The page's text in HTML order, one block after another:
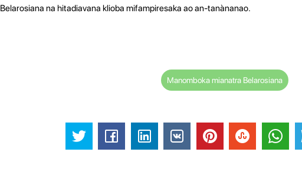
Belarosiana na hitadiavana klioba mifampiresaka ao an-tanànanao.
Manomboka mianatra Belarosiana